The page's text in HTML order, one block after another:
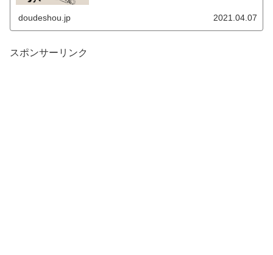
doudeshou.jp 2021.04.07
スポンサーリンク